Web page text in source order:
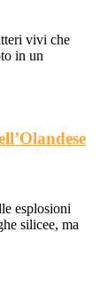
vivi che
in un
esplosioni
silicee, ma